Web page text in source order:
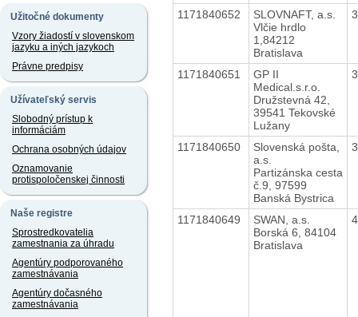
Užitočné dokumenty
Vzory žiadostí v slovenskom
jazyku a iných jazykoch
Právne predpisy
Užívateľský servis
Slobodný prístup k
informáciám
Ochrana osobných údajov
Oznamovanie
protispoločenskej činnosti
Naše registre
Sprostredkovatelia
zamestnania za úhradu
Agentúry podporovaného
zamestnávania
Agentúry dočasného
zamestnávania
1171840652
SLOVNAFT, a.s.
Vlčie hrdlo
1,84212
Bratislava
1171840651
GP II
Medical.s.r.o.
Družstevná 42,
39541 Tekovské
Lužany
1171840650
Slovenská pošta,
a.s.
Partizánska cesta
č.9, 97599
Banská Bystrica
1171840649
SWAN, a.s.
Borská 6, 84104
Bratislava